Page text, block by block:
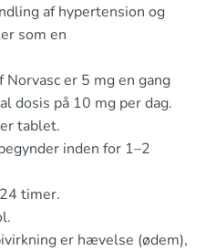
af hypertension og
som en
er 5 mg en gang
dosis på 10 mg per dag.
tablet.
inden for 1–2
timer.
er hævelse (ødem),